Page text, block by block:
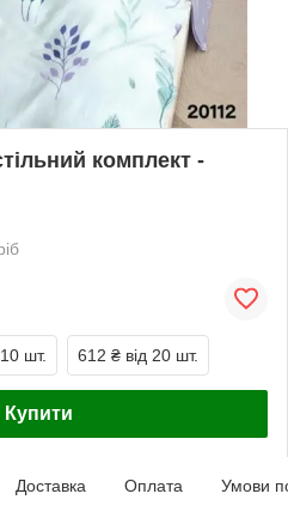
комплект -
10 шт. 612 ₴ від 20 шт.
Купити
Доставка Оплата Умови